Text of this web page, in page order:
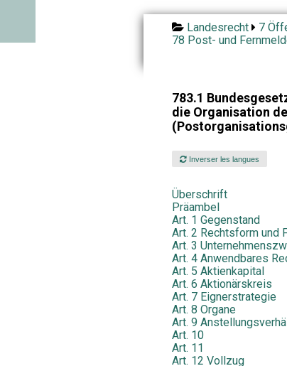
Landesrecht
7
78 Post- und
783.1
die Organisation
Inverser les langues
Überschrift
Präambel
Art. 1 Gegenstand
Art. 2 Rechtsform und
Art. 3
Art. 4 Anwendbares
Art. 5 Aktienkapital
Art. 6 Aktionärskreis
Art. 7 Eignerstrategie
Art. 8 Organe
Art. 9
Art. 10
Art. 11
Art. 12 Vollzug